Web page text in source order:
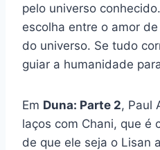
pelo universo
escolha entre o amor
do universo. Se tudo
guiar a humanidade
Em Duna: Parte 2, Paul
laços com Chani, que é
de que ele seja o Lisan